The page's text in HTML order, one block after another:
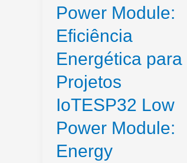
Power Module:
Eficiência
Energética para
Projetos
IoTESP32 Low
Power Module:
Energy